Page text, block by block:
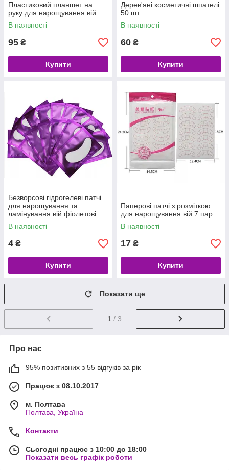
Пластиковий планшет на
руку для нарощування вій
В наявності
95 ₴
Купити
Дерев'яні косметичні шпателі
50 шт.
В наявності
60 ₴
Купити
Безворсові гідрогелеві патчі
для нарощування та
ламінування вій фіолетові
В наявності
4 ₴
Купити
Паперові патчі з розміткою
для нарощування вій 7 пар
В наявності
17 ₴
Купити
Показати ще
1 / 3
Про нас
95% позитивних з 55 відгуків за рік
Працює з 08.10.2017
м. Полтава
Полтава, Україна
Контакти
Сьогодні працює з 10:00 до 18:00
Показати весь графік роботи